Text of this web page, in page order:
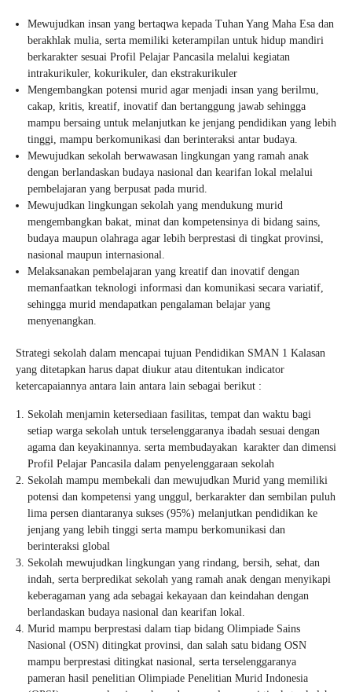
Mewujudkan insan yang bertaqwa kepada Tuhan Yang Maha Esa dan
berakhlak mulia, serta memiliki keterampilan untuk hidup mandiri
berkarakter sesuai Profil Pelajar Pancasila melalui kegiatan
intrakurikuler, kokurikuler, dan ekstrakurikuler
Mengembangkan potensi murid agar menjadi insan yang berilmu,
cakap, kritis, kreatif, inovatif dan bertanggung jawab sehingga
mampu bersaing untuk melanjutkan ke jenjang pendidikan yang lebih
tinggi, mampu berkomunikasi dan berinteraksi antar budaya.
Mewujudkan sekolah berwawasan lingkungan yang ramah anak
dengan berlandaskan budaya nasional dan kearifan lokal melalui
pembelajaran yang berpusat pada murid.
Mewujudkan lingkungan sekolah yang mendukung murid
mengembangkan bakat, minat dan kompetensinya di bidang sains,
budaya maupun olahraga agar lebih berprestasi di tingkat provinsi,
nasional maupun internasional.
Melaksanakan pembelajaran yang kreatif dan inovatif dengan
memanfaatkan teknologi informasi dan komunikasi secara variatif,
sehingga murid mendapatkan pengalaman belajar yang
menyenangkan.
Strategi sekolah dalam mencapai tujuan Pendidikan SMAN 1 Kalasan
yang ditetapkan harus dapat diukur atau ditentukan indicator
ketercapaiannya antara lain antara lain sebagai berikut :
Sekolah menjamin ketersediaan fasilitas, tempat dan waktu bagi
setiap warga sekolah untuk terselenggaranya ibadah sesuai dengan
agama dan keyakinannya. serta membudayakan karakter dan dimensi
Profil Pelajar Pancasila dalam penyelenggaraan sekolah
Sekolah mampu membekali dan mewujudkan Murid yang memiliki
potensi dan kompetensi yang unggul, berkarakter dan sembilan puluh
lima persen diantaranya sukses (95%) melanjutkan pendidikan ke
jenjang yang lebih tinggi serta mampu berkomunikasi dan
berinteraksi global
Sekolah mewujudkan lingkungan yang rindang, bersih, sehat, dan
indah, serta berpredikat sekolah yang ramah anak dengan menyikapi
keberagaman yang ada sebagai kekayaan dan keindahan dengan
berlandaskan budaya nasional dan kearifan lokal.
Murid mampu berprestasi dalam tiap bidang Olimpiade Sains
Nasional (OSN) ditingkat provinsi, dan salah satu bidang OSN
mampu berprestasi ditingkat nasional, serta terselenggaranya
pameran hasil penelitian Olimpiade Penelitian Murid Indonesia